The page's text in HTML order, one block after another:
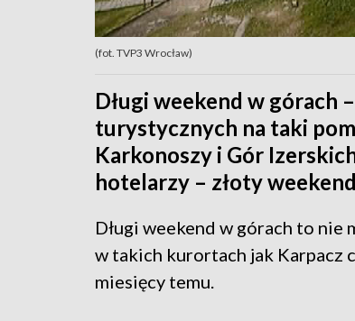
(fot. TVP3 Wrocław)
Długi weekend w górach
turystycznych na taki
Karkonoszy i Gór
hotelarzy – złoty
Długi weekend w górach to nie
w takich kurortach jak Karpacz
miesięcy temu.